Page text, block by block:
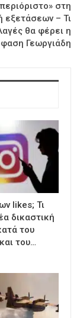
στη
εξετάσεων – Τι
θα φέρει η
Γεωργιάδη
likes; Τι
δικαστική
του
του…